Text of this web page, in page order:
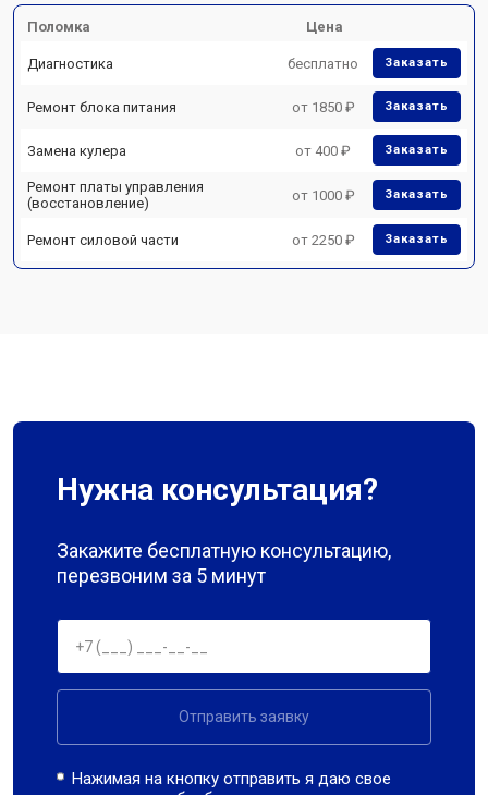
Поломка Цена
Диагностика бесплатно Заказать
Ремонт блока питания от 1850 ₽ Заказать
Замена кулера от 400 ₽ Заказать
Ремонт платы управления
(восстановление)
от 1000 ₽ Заказать
Ремонт силовой части от 2250 ₽ Заказать
Нужна консультация?
Закажите бесплатную консультацию,
перезвоним за 5 минут
Отправить заявку
Нажимая на кнопку отправить я даю свое